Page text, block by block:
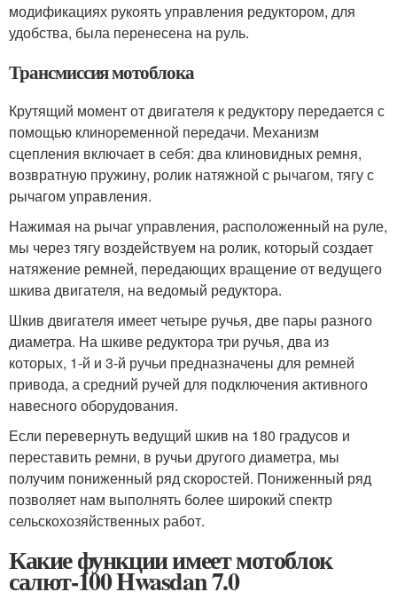
модификациях рукоять управления редуктором, для
удобства, была перенесена на руль.
Трансмиссия мотоблока
Крутящий момент от двигателя к редуктору передается с
помощью клиноременной передачи. Механизм
сцепления включает в себя: два клиновидных ремня,
возвратную пружину, ролик натяжной с рычагом, тягу с
рычагом управления.
Нажимая на рычаг управления, расположенный на руле,
мы через тягу воздействуем на ролик, который создает
натяжение ремней, передающих вращение от ведущего
шкива двигателя, на ведомый редуктора.
Шкив двигателя имеет четыре ручья, две пары разного
диаметра. На шкиве редуктора три ручья, два из
которых, 1-й и 3-й ручьи предназначены для ремней
привода, а средний ручей для подключения активного
навесного оборудования.
Если перевернуть ведущий шкив на 180 градусов и
переставить ремни, в ручьи другого диаметра, мы
получим пониженный ряд скоростей. Пониженный ряд
позволяет нам выполнять более широкий спектр
сельскохозяйственных работ.
Какие функции имеет мотоблок
салют-100 Hwasdan 7.0